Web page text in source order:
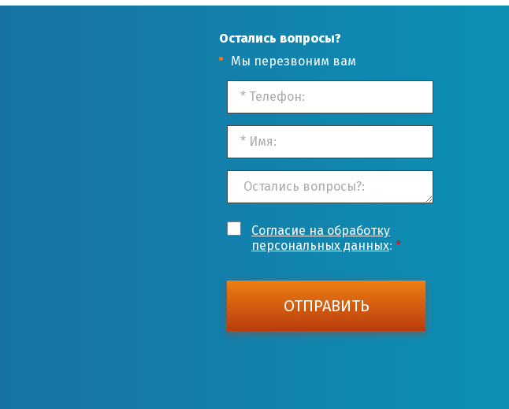
Остались вопросы?
Мы перезвоним вам
Согласие на обработку
персональных данных: *
ОТПРАВИТЬ